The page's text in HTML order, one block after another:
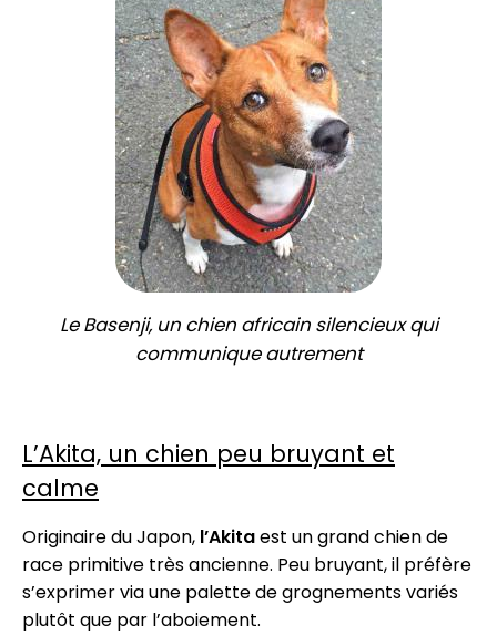
Le Basenji, un chien africain silencieux qui
communique autrement
L’Akita, un chien peu bruyant et
calme
Originaire du Japon, l’Akitaest un grand chien de
race primitive très ancienne. Peu bruyant, il préfère
s’exprimer via une palette de grognements variés
plutôt que par l’aboiement.